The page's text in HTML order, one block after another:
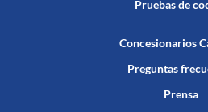
Pruebas de
Concesionarios
Preguntas
Prensa